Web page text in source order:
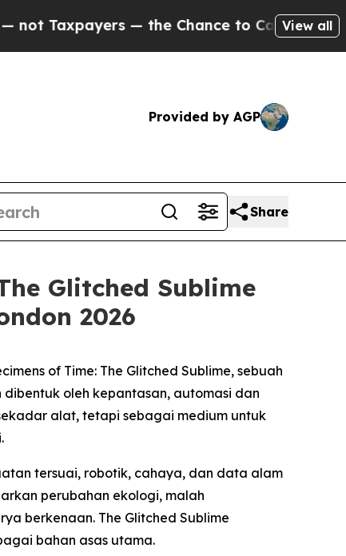
— the Chance to Cash in onView all
Provided by AGP
Share
Glitched Sublime
2026
of Time: The Glitched Sublime, sebuah
oleh kepantasan, automasi dan
alat, tetapi sebagai medium untuk
tersuai, robotik, cahaya, dan data alam
perubahan ekologi, malah
berkenaan. The Glitched Sublime
bahan asas utama.